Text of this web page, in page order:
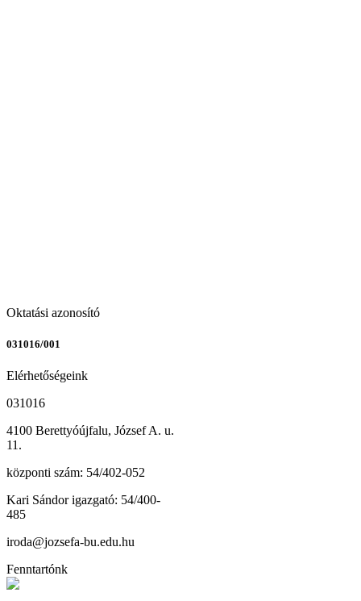
Oktatási azonosító
031016/001
Elérhetőségeink
031016
4100 Berettyóújfalu, József A. u.
11.
központi szám: 54/402-052
Kari Sándor igazgató: 54/400-
485
iroda@jozsefa-bu.edu.hu
Fenntartónk